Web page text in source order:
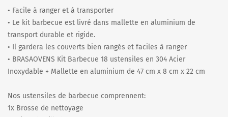
• Facile à ranger et à transporter
• Le kit barbecue est livré dans mallette en aluminium de
transport durable et rigide.
• Il gardera les couverts bien rangés et faciles à ranger
• BRASAOVENS Kit Barbecue 18 ustensiles en 304 Acier
Inoxydable + Mallette en aluminium de 47 cm x 8 cm x 22 cm
Nos ustensiles de barbecue comprennent:
1x Brosse de nettoyage